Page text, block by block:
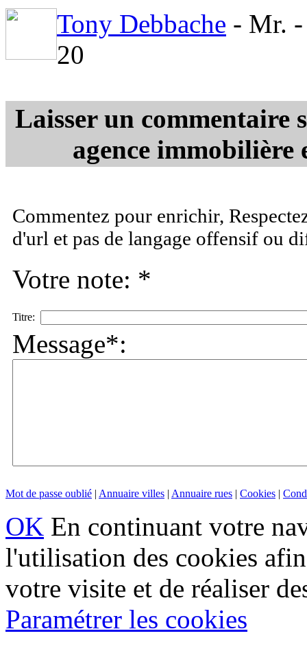
Tony Debbache - Mr.
20
Laisser un commentaire
agence
Commentez pour enrichir,
d'url et pas de langage offensif ou
Votre note: *
Titre:
Message*:
Mot de passe oublié | Annuaire villes | Annuaire rues | Cookies |
OK En continuant votre
l'utilisation des cookies
votre visite et de réaliser
Paramétrer les cookies